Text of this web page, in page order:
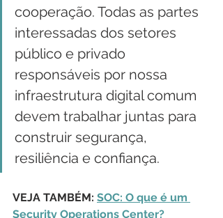
cooperação. Todas as partes
interessadas dos setores
público e privado
responsáveis por nossa
infraestrutura digital comum
devem trabalhar juntas para
construir segurança,
resiliência e confiança.
VEJA TAMBÉM: SOC: O que é um
Security Operations Center?